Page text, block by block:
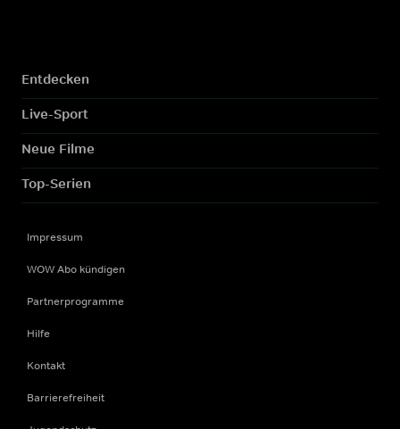
Entdecken
Live-Sport
Neue Filme
Top-Serien
Impressum
WOW Abo kündigen
Partnerprogramme
Hilfe
Kontakt
Barrierefreiheit